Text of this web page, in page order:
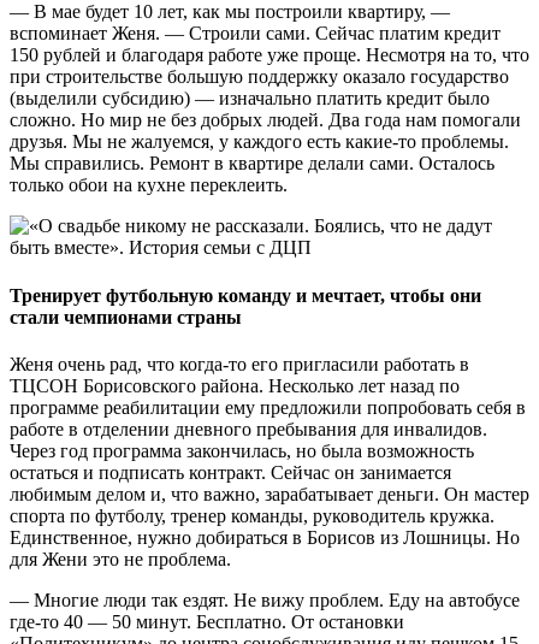
— В мае будет 10 лет, как мы построили квартиру, —
вспоминает Женя. — Строили сами. Сейчас платим кредит
150 рублей и благодаря работе уже проще. Несмотря на то, что
при строительстве большую поддержку оказало государство
(выделили субсидию) — изначально платить кредит было
сложно. Но мир не без добрых людей. Два года нам помогали
друзья. Мы не жалуемся, у каждого есть какие-то проблемы.
Мы справились. Ремонт в квартире делали сами. Осталось
только обои на кухне переклеить.
Тренирует футбольную команду и мечтает, чтобы они
стали чемпионами страны
Женя очень рад, что когда-то его пригласили работать в
ТЦСОН Борисовского района. Несколько лет назад по
программе реабилитации ему предложили попробовать себя в
работе в отделении дневного пребывания для инвалидов.
Через год программа закончилась, но была возможность
остаться и подписать контракт. Сейчас он занимается
любимым делом и, что важно, зарабатывает деньги. Он мастер
спорта по футболу, тренер команды, руководитель кружка.
Единственное, нужно добираться в Борисов из Лошницы. Но
для Жени это не проблема.
— Многие люди так ездят. Не вижу проблем. Еду на автобусе
где-то 40 — 50 минут. Бесплатно. От остановки